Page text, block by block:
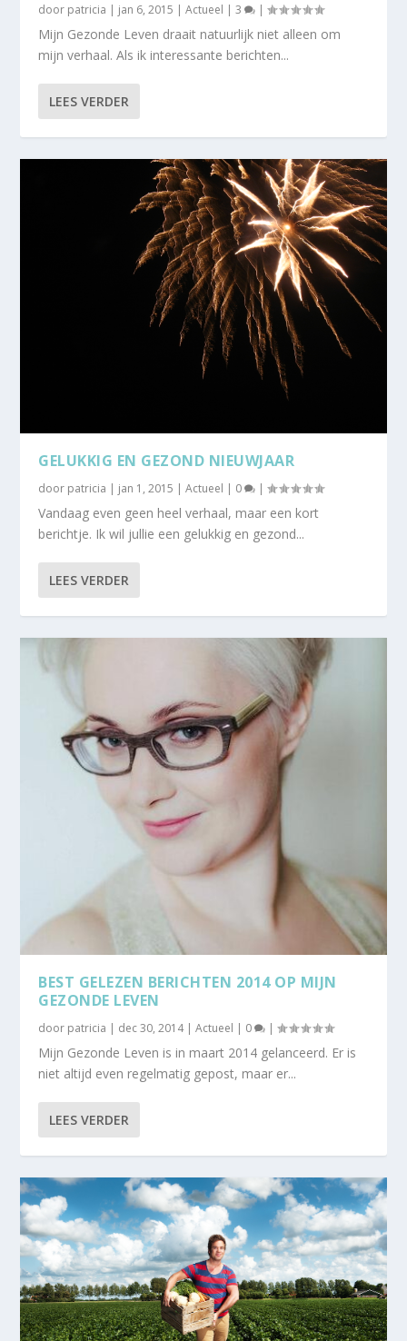
door patricia | jan 6, 2015 |Actueel |3 |
Mijn Gezonde Leven draait natuurlijk niet alleen om
mijn verhaal. Als ik interessante berichten...
LEES VERDER
GELUKKIG EN GEZOND NIEUWJAAR
door patricia | jan 1, 2015 |Actueel | 0 |
Vandaag even geen heel verhaal, maar een kort
berichtje. Ik wil jullie een gelukkig en gezond...
LEES VERDER
BEST GELEZEN BERICHTEN 2014 OP MIJN
GEZONDE LEVEN
door patricia | dec 30, 2014|Actueel | 0 |
Mijn Gezonde Leven is in maart 2014 gelanceerd. Er is
niet altijd even regelmatig gepost, maar er...
LEES VERDER